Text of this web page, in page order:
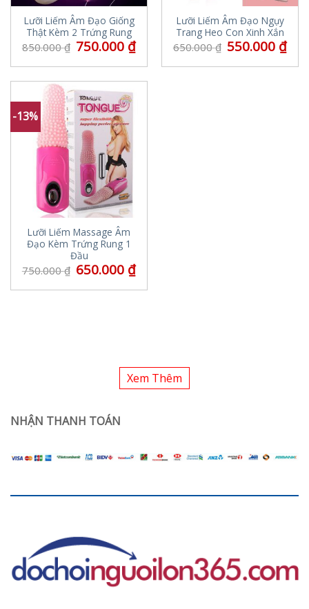
Lưỡi Liếm Âm Đạo Giống
Thật Kèm 2 Trứng Rung
850.000₫ 750.000 ₫
Lưỡi Liếm Âm Đạo Ngụy
Trang Heo Con Xinh Xắn
650.000₫ 550.000 ₫
-13%
Lưỡi Liếm Massage Âm
Đạo Kèm Trứng Rung 1
Đầu
750.000₫ 650.000 ₫
Xem Thêm
NHẬN THANH TOÁN